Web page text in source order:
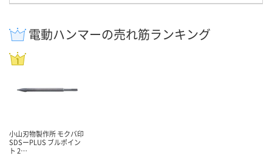
電動ハンマーの売れ筋ランキング
小山刃物製作所 モクバ印
SDSーPLUS ブルポイン
ト 2…